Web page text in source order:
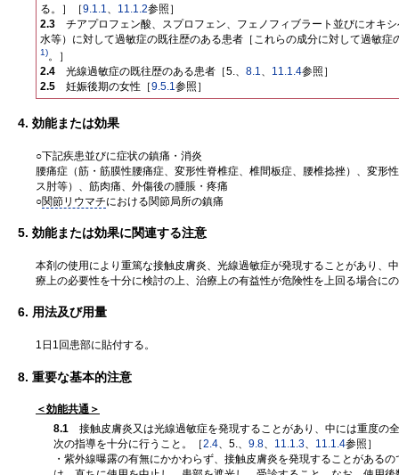
る。］［9.1.1、 11.1.2参照］
2.3 チアプロフェン酸、スプロフェン、フェノフィブラート並びにオキ
水等）に対して過敏症の既往歴のある患者［これらの成分に対して過敏
1)。］
2.4 光線過敏症の既往歴のある患者［5.、 8.1、 11.1.4参照］
2.5 妊娠後期の女性［9.5.1参照］
4. 効能または効果
○下記疾患並びに症状の鎮痛・消炎
腰痛症（筋・筋膜性腰痛症、変形性脊椎症、椎間板症、腰椎捻挫）、変形
ス肘等）、筋肉痛、外傷後の腫脹・疼痛
○関節リウマチにおける関節局所の鎮痛
5. 効能または効果に関連する注意
本剤の使用により重篤な接触皮膚炎、光線過敏症が発現することがあり、
療上の必要性を十分に検討の上、治療上の有益性が危険性を上回る場合に
6. 用法及び用量
1日1回患部に貼付する。
8. 重要な基本的注意
＜効能共通＞
8.1 接触皮膚炎又は光線過敏症を発現することがあり、中には重度の
次の指導を十分に行うこと。［2.4、5.、 9.8、 11.1.3、 11.1.4参照］
・紫外線曝露の有無にかかわらず、接触皮膚炎を発現することがある